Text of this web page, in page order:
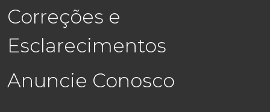
Correções e
Esclarecimentos
Anuncie Conosco